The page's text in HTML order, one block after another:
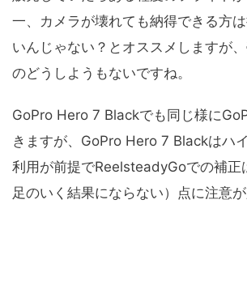
一、カメラが壊れても納得できる方
いんじゃない？とオススメしますが
のどうしようもないですね。
GoPro Hero 7 Blackでも同じ様に
きますが、GoPro Hero 7 Blackはハ
利用が前提でReelsteadyGoでの補正
足のいく結果にならない）点に注意が